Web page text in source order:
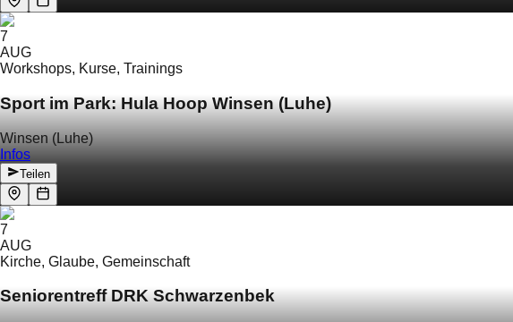
7
AUG
Workshops, Kurse, Trainings
Sport im Park: Hula Hoop Winsen (Luhe)
Winsen (Luhe)
Infos
Teilen
7
AUG
Kirche, Glaube, Gemeinschaft
Seniorentreff DRK Schwarzenbek